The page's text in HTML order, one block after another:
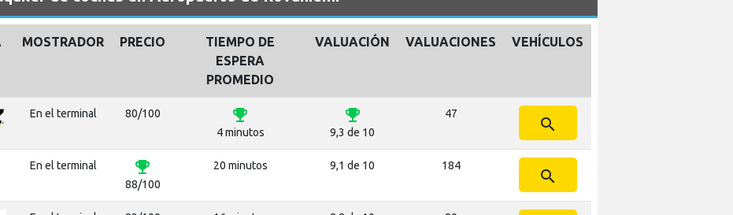
MOSTRADOR PRECIO
TIEMPO DE
ESPERA
PROMEDIO
VALUACIÓN VALUACIONES VEHÍCULOS
En el terminal 80/100 emoji_events
4 minutos
emoji_events
9,3 de 10
47
search
En el terminal emoji_events
88/100
20 minutos 9,1 de 10 184
search